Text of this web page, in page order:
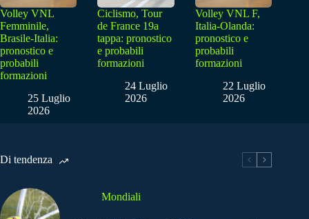
Volley VNL
Femminile,
Brasile-Italia:
pronostico e
probabili
formazioni
25 Luglio
2026
Ciclismo, Tour
de France 19a
tappa: pronostico
e probabili
formazioni
24 Luglio
2026
Volley VNL F,
Italia-Olanda:
pronostico e
probabili
formazioni
22 Luglio
2026
Di tendenza
Mondiali